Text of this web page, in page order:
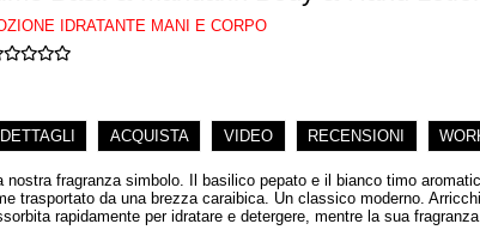
IDRATANTE MANI E CORPO
DETTAGLI ACQUISTA VIDEO RECENSIONI
nostra fragranza simbolo. Il basilico pepato e il bianco timo
trasportato da una brezza caraibica. Un classico moderno.
rapidamente per idratare e detergere, mentre la sua